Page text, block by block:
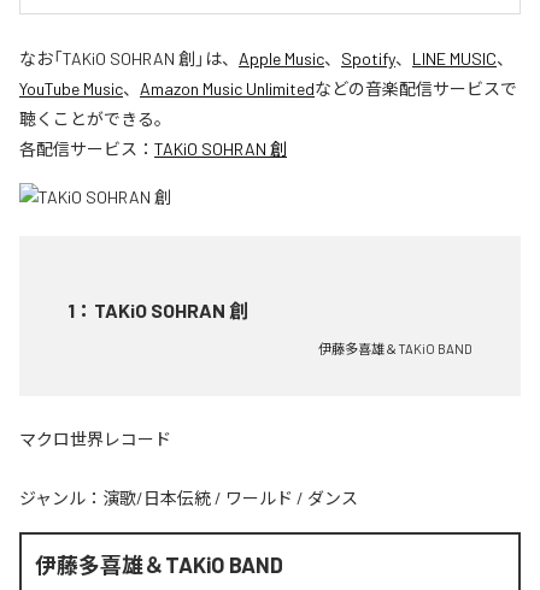
なお「TAKiO SOHRAN 創 」は、 Apple Music、 Spotify、 LINE MUSIC、
YouTube Music、 Amazon Music Unlimitedなどの音楽配信サービスで
聴くことができる。
各配信サービス： TAKiO SOHRAN 創
1 ： TAKiO SOHRAN 創
伊藤多喜雄＆TAKiO BAND
マクロ世界レコード
ジャンル： 演歌/日本伝統 / ワールド / ダンス
伊藤多喜雄＆TAKiO BAND